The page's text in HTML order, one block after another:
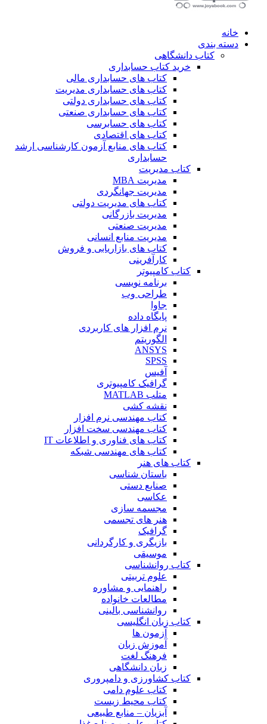
خانه
دسته بندی
کتاب دانشگاهی
خرید کتاب حسابداری
کتاب های حسابداری مالی
کتاب های حسابداری مدیریت
کتاب های حسابداری دولتی
کتاب های حسابداری صنعتی
کتاب های حسابرسی
کتاب های اقتصادی
کتاب های منابع آزمون کارشناسی ارشد
حسابداری
کتاب مدیریت
مدیریت MBA
مدیریت جهانگردی
کتاب های مدیریت دولتی
مدیریت بازرگانی
مدیریت صنعتی
مدیریت منابع انسانی
کتاب های بازاریابی و فروش
کارآفرینی
کتاب کامپیوتر
برنامه نویسی
طراحی وب
جاوا
پایگاه داده
نرم افزار های کاربردی
الگوریتم
ANSYS
SPSS
آفیس
گرافیک کامپیوتری
متلب MATLAB
نقشه کشی
کتاب مهندسی نرم افزار
کتاب مهندسی سخت افزار
کتاب های فناوری و اطلاعات IT
کتاب های مهندسی شبکه
کتاب های هنر
باستان شناسی
صنایع دستی
عکاسی
مجسمه سازی
هنر های تجسمی
گرافیک
بازیگری و کارگردانی
موسیقی
کتاب روانشناسی
علوم تربیتی
راهنمایی و مشاوره
مطالعات خانواده
روانشناسی بالینی
کتاب زبان انگلیسی
آزمون ها
آموزش زبان
فرهنگ لغت
زبان دانشگاهی
کتاب کشاورزی و دامپروری
کتاب علوم دامی
کتاب محیط زیست
آبزیان – منابع طبیعی